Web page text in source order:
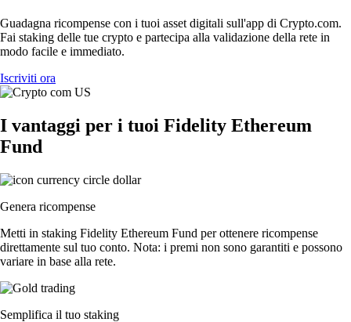
Guadagna ricompense con i tuoi asset digitali sull'app di Crypto.com.
Fai staking delle tue crypto e partecipa alla validazione della rete in
modo facile e immediato.
Iscriviti ora
I vantaggi per i tuoi Fidelity Ethereum
Fund
Genera ricompense
Metti in staking Fidelity Ethereum Fund per ottenere ricompense
direttamente sul tuo conto. Nota: i premi non sono garantiti e possono
variare in base alla rete.
Semplifica il tuo staking